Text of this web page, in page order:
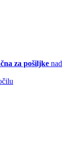
za pošiljke nad